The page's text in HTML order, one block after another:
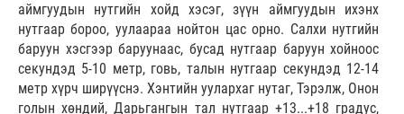
аймгуудын нутгийн хойд хэсэг, зүүн аймгуудын ихэнх
нутгаар бороо, уулаараа нойтон цас орно. Салхи нутгийн
баруун хэсгээр баруунаас, бусад нутгаар баруун хойноос
секундэд 5-10 метр, говь, талын нутгаар секундэд 12-14
метр хүрч ширүүснэ. Хэнтийн уулархаг нутаг, Тэрэлж, Онон
голын хөндий, Дарьгангын тал нутгаар +13...+18 градус,